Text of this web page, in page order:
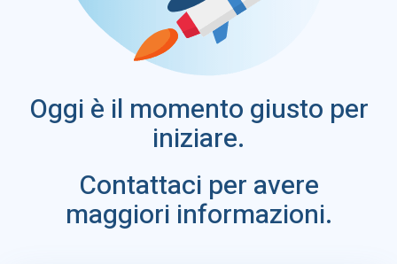
Oggi è il momento giusto per
iniziare.
Contattaci per avere
maggiori informazioni.